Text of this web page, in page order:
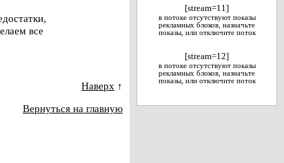
все
Наверх ↑
Вернуться на главную
[stream=11]
в потоке отсутствуют показы
рекламных блоков, назначьте
показы, или отключите поток
[stream=12]
в потоке отсутствуют показы
рекламных блоков, назначьте
показы, или отключите поток